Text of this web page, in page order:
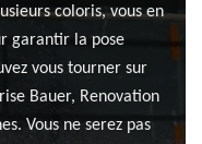
coloris, vous en
garantir la pose
vous tourner sur
Bauer, Renovation
Vous ne serez pas